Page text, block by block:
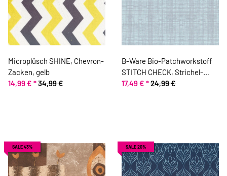
Microplüsch SHINE, Chevron-
Zacken, gelb
14,99 € *34,99 €
B-Ware Bio-Patchworkstoff
STITCH CHECK, Strichel-
Raster, helles hellblau-
17,49 € *24,99 €
SALE 43% SALE 20%